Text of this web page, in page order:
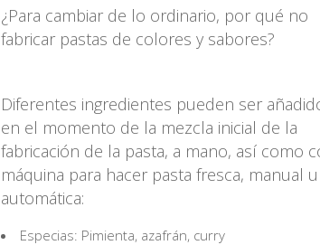
¿Para cambiar de lo ordinario, por qué no
fabricar pastas de colores y sabores?
Diferentes ingredientes pueden ser
en el momento de la mezcla inicial de la
fabricación de la pasta, a mano, así como
máquina para hacer pasta fresca, manual u
automática:
Especias: Pimienta, azafrán, curry